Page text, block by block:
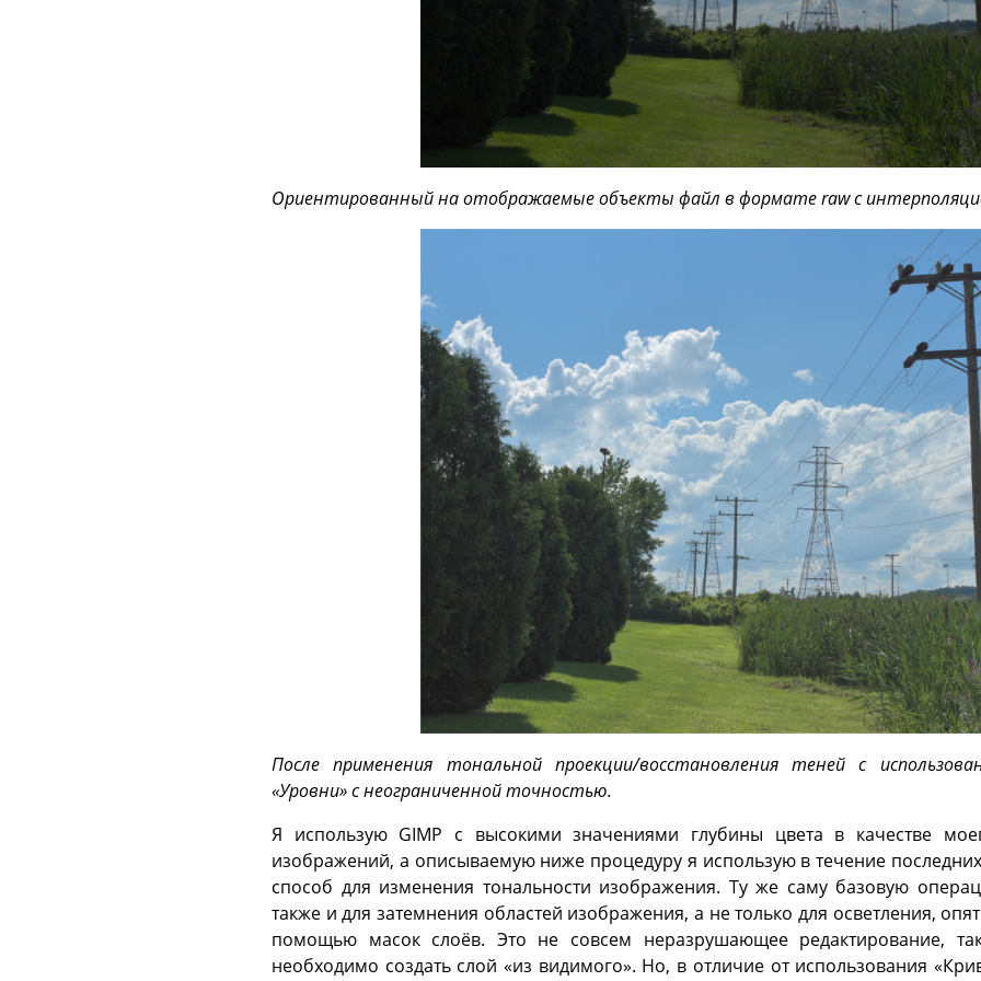
Ориентированный на отображаемые объекты файл в формате raw с
После применения тональной проекции/восстановления теней с
«Уровни» с неограниченной точностью.
Я использую GIMP с высокими значениями глубины цвета в качестве
изображений, а описываемую ниже процедуру я использую в течение
способ для изменения тональности изображения. Ту же саму базовую
также и для затемнения областей изображения, а не только для осветления,
помощью масок слоёв. Это не совсем неразрушающее редактирование,
необходимо создать слой «из видимого». Но, в отличие от использования